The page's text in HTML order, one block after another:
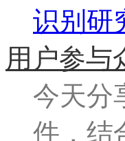
用户参与
今天分
件，